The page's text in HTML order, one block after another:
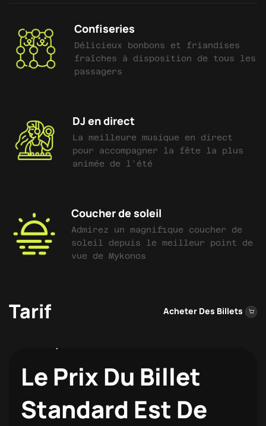
Confiseries
Délicieux bonbons et friandises
fraîches à disposition de tous les
passagers
DJ en direct
La meilleure musique en direct
pour accompagner la fête la plus
animée de l'été
Coucher de soleil
Admirez un magnifique coucher de
soleil depuis le meilleur point de
vue de Mykonos
Tarif Acheter Des Billets
Le Prix Du Billet
Standard Est De